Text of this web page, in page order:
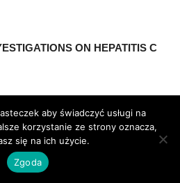
ON HEPATITIS C
results of investigations on
fields:
pathogenesis, immunology,
aby świadczyć usługi na
korzystanie ze strony oznacza,
się na ich użycie.
Zgoda